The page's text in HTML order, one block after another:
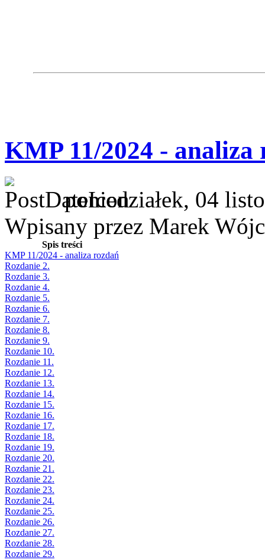
KMP 11/2024 - analiza
poniedziałek, 04
Wpisany przez Marek
Spis treści
KMP 11/2024 - analiza rozdań
Rozdanie 2.
Rozdanie 3.
Rozdanie 4.
Rozdanie 5.
Rozdanie 6.
Rozdanie 7.
Rozdanie 8.
Rozdanie 9.
Rozdanie 10.
Rozdanie 11.
Rozdanie 12.
Rozdanie 13.
Rozdanie 14.
Rozdanie 15.
Rozdanie 16.
Rozdanie 17.
Rozdanie 18.
Rozdanie 19.
Rozdanie 20.
Rozdanie 21.
Rozdanie 22.
Rozdanie 23.
Rozdanie 24.
Rozdanie 25.
Rozdanie 26.
Rozdanie 27.
Rozdanie 28.
Rozdanie 29.